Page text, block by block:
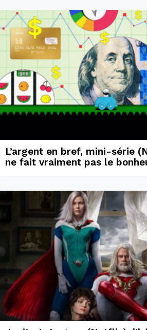
L’argent en bref, mini-série
ne fait vraiment pas le